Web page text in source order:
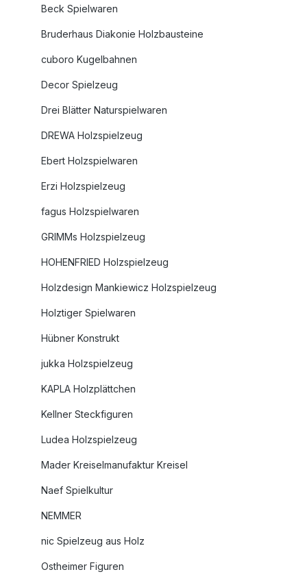
Beck Spielwaren
Bruderhaus Diakonie Holzbausteine
cuboro Kugelbahnen
Decor Spielzeug
Drei Blätter Naturspielwaren
DREWA Holzspielzeug
Ebert Holzspielwaren
Erzi Holzspielzeug
fagus Holzspielwaren
GRIMMs Holzspielzeug
HOHENFRIED Holzspielzeug
Holzdesign Mankiewicz Holzspielzeug
Holztiger Spielwaren
Hübner Konstrukt
jukka Holzspielzeug
KAPLA Holzplättchen
Kellner Steckfiguren
Ludea Holzspielzeug
Mader Kreiselmanufaktur Kreisel
Naef Spielkultur
NEMMER
nic Spielzeug aus Holz
Ostheimer Figuren